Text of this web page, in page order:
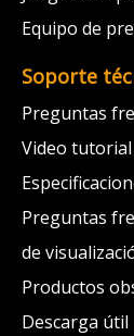
Equipo de
Soporte
Preguntas
Video tutorial
Preguntas
de
Productos
Descarga útil